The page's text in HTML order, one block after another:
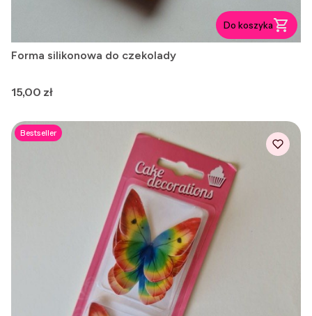
Do koszyka
Forma silikonowa do czekolady
Cena
15,00 zł
Bestseller